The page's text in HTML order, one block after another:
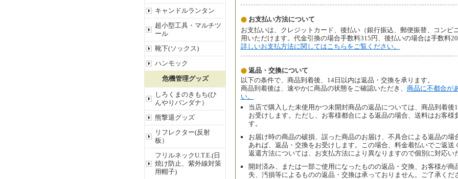
キャンドルランタン
超小型工具・マルチツ
ール
靴下(ソックス)
ハンモック
危機管理グッズ
しろくまのきもち(ひ
んやりバンダナ）
熊撃退グッズ
リフレクター(反射
板）
フリルネックU.T.E.(日
焼け防止、紫外線対策
用帽子)
お支払い方法について
お支払いは、クレジットカード、後払い（銀行振込、郵便振替、コンビ
用いただけます。代金引換の場合手数料315円、後払いの場合は手数料
詳しいお支払方法に関してはこちらをご覧ください。
返品・交換について
以下の条件で、商品到着後、14日以内は返品・交換を承ります。
商品到着後は、速やかに商品の状態をご確認いただき、 商品に不都合が
い。
当店で購入した未使用かつ未開封商品の返品については、商品到着後
お受けします。ただし、お客様都合による返品の場合、送料はお客様
す。
お届け時の商品の破損、誤った商品のお届け、不具合による返品の場
あれば、返品・交換をお受けします。この場合、料金着払いでご返送
返還方法については、お支払方法により異なりますので個別に対応い
開封済み、または一部ご使用になったものの返品・交換、お客様が商
失、汚損等によるものの返品・交換は承っておりません。ご了承くだ